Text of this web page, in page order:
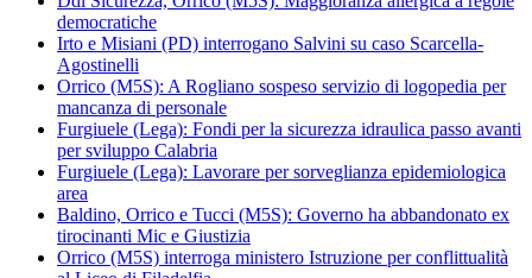
democratiche
Irto e Misiani (PD) interrogano Salvini su caso Scarcella-
Agostinelli
Orrico (M5S): A Rogliano sospeso servizio di logopedia per
mancanza di personale
Furgiuele (Lega): Fondi per la sicurezza idraulica passo avanti
per sviluppo Calabria
Furgiuele (Lega): Lavorare per sorveglianza epidemiologica
area
Baldino, Orrico e Tucci (M5S): Governo ha abbandonato ex
tirocinanti Mic e Giustizia
Orrico (M5S) interroga ministero Istruzione per conflittualità